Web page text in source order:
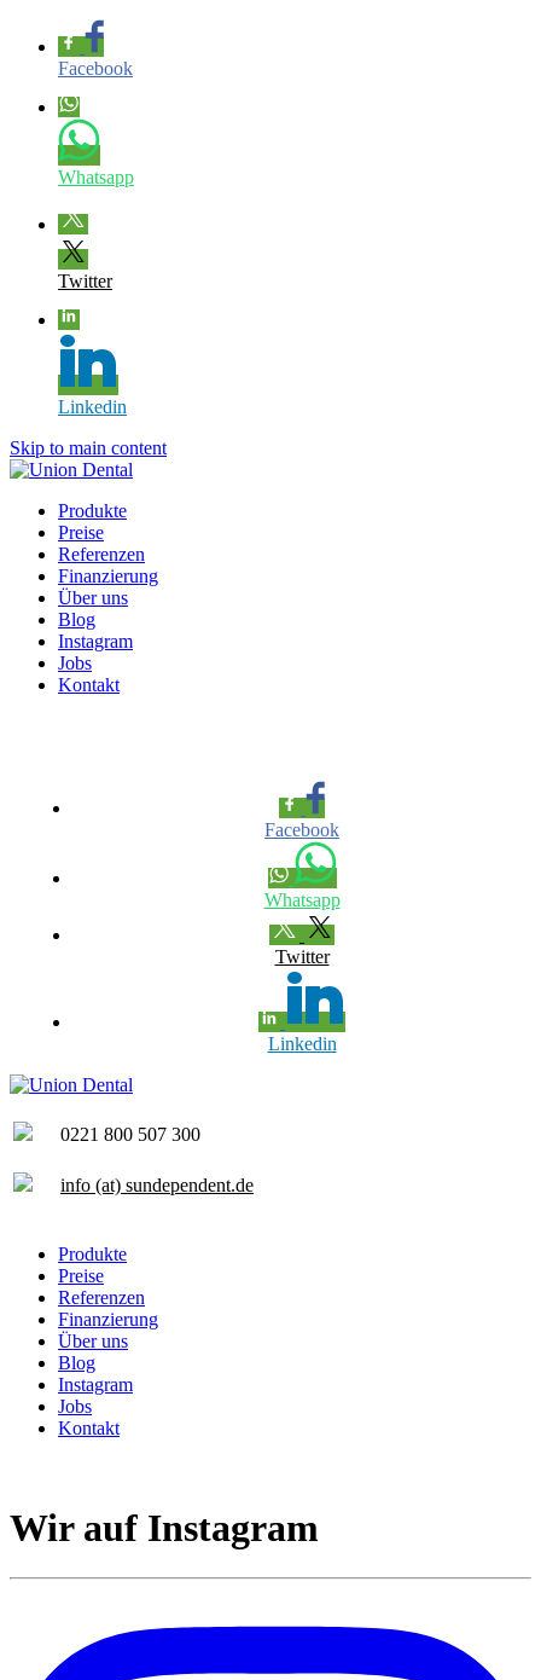
Facebook
Whatsapp
Twitter
Linkedin
Skip to main content
Produkte
Preise
Referenzen
Finanzierung
Über uns
Blog
Instagram
Jobs
Kontakt
Facebook
Whatsapp
Twitter
Linkedin
0221 800 507 300
info (at) sundependent.de
Produkte
Preise
Referenzen
Finanzierung
Über uns
Blog
Instagram
Jobs
Kontakt
Wir auf Instagram